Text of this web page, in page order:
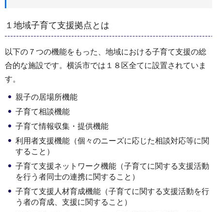
１地域子育て支援拠点とは
以下の７つの機能をもった、地域における子育て支援の総
合的な施設です。横浜市では１８区全てに設置されていま
す。
親子の居場所機能
子育て相談機能
子育て情報収集・提供機能
利用者支援機能（個々のニーズに応じた相談対応等に関
すること）
子育て支援ネットワーク機能（子育てに関する支援活動
を行う者同士の連携に関すること）
子育て支援人材育成機能（子育てに関する支援活動を行
う者の育成、支援に関すること）